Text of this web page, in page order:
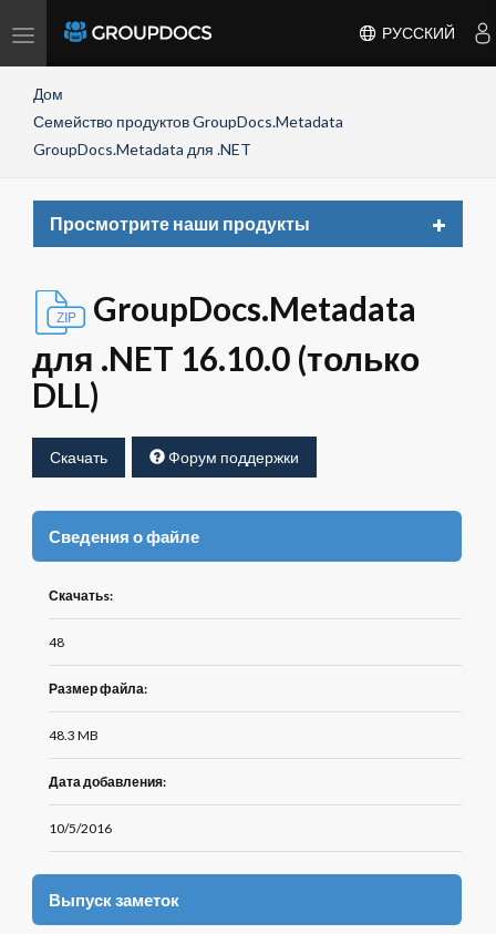
Toggle
РУССКИЙ
Дом
Семейство продуктов GroupDocs.Metadata
GroupDocs.Metadata для .NET
Просмотрите наши продукты
Toggle
GroupDocs.Metadata
для .NET 16.10.0 (только
DLL)
Скачать Форум поддержки
Сведения о файле
Скачатьs:
48
Размер файла:
48.3 MB
Дата добавления:
10/5/2016
Выпуск заметок